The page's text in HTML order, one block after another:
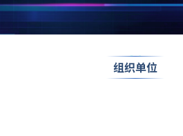
01
组织单位